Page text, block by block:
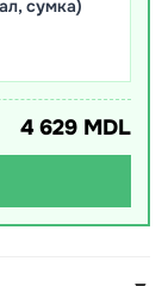
сумка)
4 629 MDL